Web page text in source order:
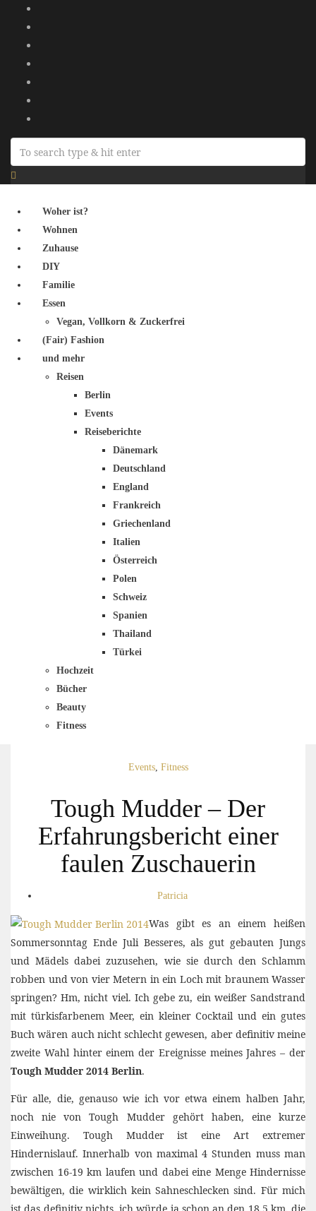
Woher ist?
Wohnen
Zuhause
DIY
Familie
Essen
Vegan, Vollkorn & Zuckerfrei
(Fair) Fashion
und mehr
Reisen
Berlin
Events
Reiseberichte
Dänemark
Deutschland
England
Frankreich
Griechenland
Italien
Österreich
Polen
Schweiz
Spanien
Thailand
Türkei
Hochzeit
Bücher
Beauty
Fitness
Events, Fitness
Tough Mudder – Der
Erfahrungsbericht einer
faulen Zuschauerin
Patricia
Was gibt es an einem heißen
Sommersonntag Ende Juli Besseres, als gut gebauten Jungs
und Mädels dabei zuzusehen, wie sie durch den Schlamm
robben und von vier Metern in ein Loch mit braunem Wasser
springen? Hm, nicht viel. Ich gebe zu, ein weißer Sandstrand
mit türkisfarbenem Meer, ein kleiner Cocktail und ein gutes
Buch wären auch nicht schlecht gewesen, aber definitiv meine
zweite Wahl hinter einem der Ereignisse meines Jahres – der
Tough Mudder 2014 Berlin.
Für alle, die, genauso wie ich vor etwa einem halben Jahr,
noch nie von Tough Mudder gehört haben, eine kurze
Einweihung. Tough Mudder ist eine Art extremer
Hindernislauf. Innerhalb von maximal 4 Stunden muss man
zwischen 16-19 km laufen und dabei eine Menge Hindernisse
bewältigen, die wirklich kein Sahneschlecken sind. Für mich